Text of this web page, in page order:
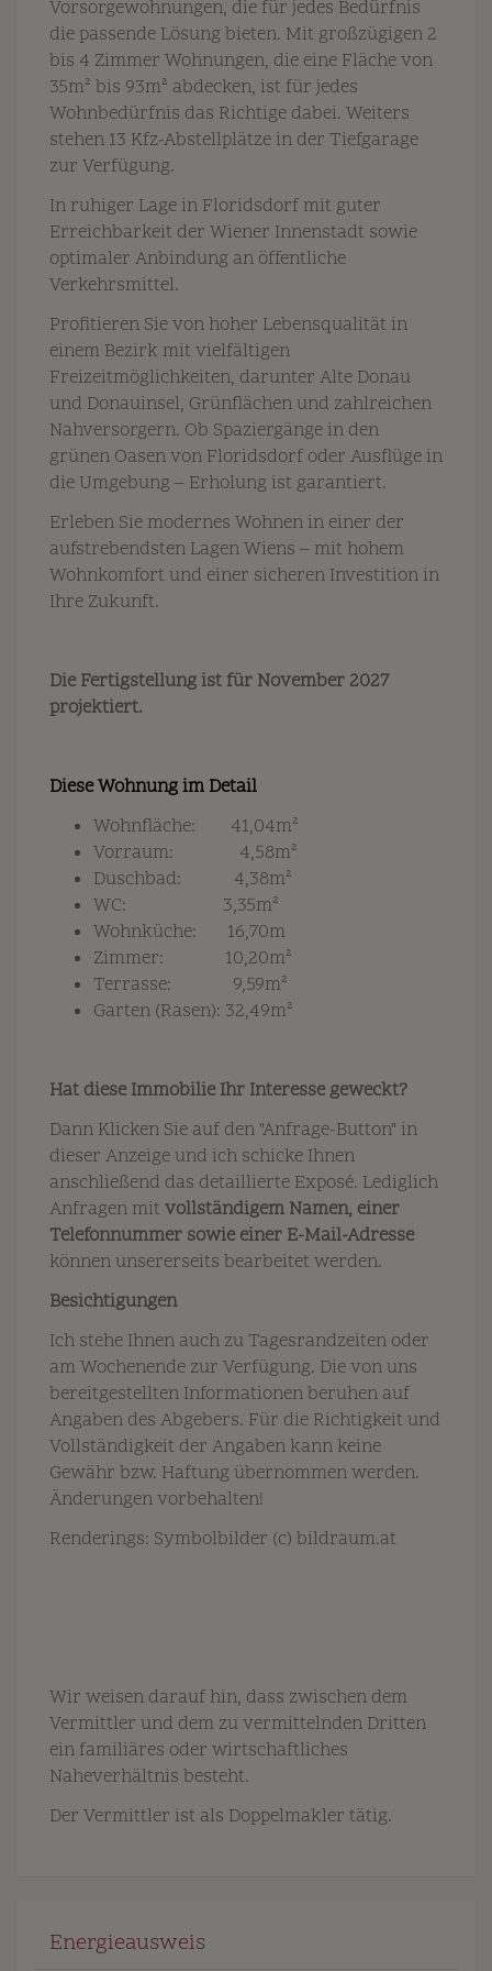
Vorsorgewohnungen, die für jedes Bedürfnis
die passende Lösung bieten. Mit großzügigen 2
bis 4 Zimmer Wohnungen, die eine Fläche von
35m² bis 93m² abdecken, ist für jedes
Wohnbedürfnis das Richtige dabei. Weiters
stehen 13 Kfz-Abstellplätze in der Tiefgarage
zur Verfügung.
In ruhiger Lage in Floridsdorf mit guter
Erreichbarkeit der Wiener Innenstadt sowie
optimaler Anbindung an öffentliche
Verkehrsmittel.
Profitieren Sie von hoher Lebensqualität in
einem Bezirk mit vielfältigen
Freizeitmöglichkeiten, darunter Alte Donau
und Donauinsel, Grünflächen und zahlreichen
Nahversorgern. Ob Spaziergänge in den
grünen Oasen von Floridsdorf oder Ausflüge in
die Umgebung – Erholung ist garantiert.
Erleben Sie modernes Wohnen in einer der
aufstrebendsten Lagen Wiens – mit hohem
Wohnkomfort und einer sicheren Investition in
Ihre Zukunft.
Die Fertigstellung ist für November 2027
projektiert.
Diese Wohnung im Detail
Wohnfläche: 41,04m²
Vorraum: 4,58m²
Duschbad: 4,38m²
WC: 3,35m²
Wohnküche: 16,70m
Zimmer: 10,20m²
Terrasse: 9,59m²
Garten (Rasen): 32,49m²
Hat diese Immobilie Ihr Interesse geweckt?
Dann Klicken Sie auf den "Anfrage-Button" in
dieser Anzeige und ich schicke Ihnen
anschließend das detaillierte Exposé. Lediglich
Anfragen mit vollständigem Namen, einer
Telefonnummer sowie einer E-Mail-Adresse
können unsererseits bearbeitet werden.
Besichtigungen
Ich stehe Ihnen auch zu Tagesrandzeiten oder
am Wochenende zur Verfügung. Die von uns
bereitgestellten Informationen beruhen auf
Angaben des Abgebers. Für die Richtigkeit und
Vollständigkeit der Angaben kann keine
Gewähr bzw. Haftung übernommen werden.
Änderungen vorbehalten!
Renderings: Symbolbilder (c) bildraum.at
Wir weisen darauf hin, dass zwischen dem
Vermittler und dem zu vermittelnden Dritten
ein familiäres oder wirtschaftliches
Naheverhältnis besteht.
Der Vermittler ist als Doppelmakler tätig.
Energieausweis